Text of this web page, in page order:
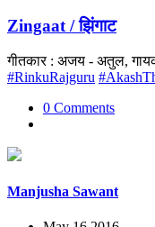
Zingaat / झिंगाट
गीतकार : अजय - अतुल,
#RinkuRajguru
0 Comments
Manjusha Sawant